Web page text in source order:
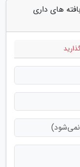
های داری